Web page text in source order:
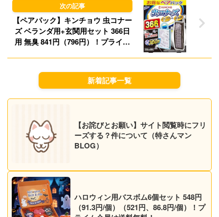
【ペアパック】キンチョウ 虫コナー
ズ ベランダ用+玄関用セット 366日
用 無臭 841円（796円）！プライム
新着記事一覧
【お詫びとお願い】サイト閲覧時にフリ
ーズする？件について（特さんマン
BLOG）
ハロウィン用バスボム6個セット 548円
（91.3円/個）（521円、86.8円/個）！プ